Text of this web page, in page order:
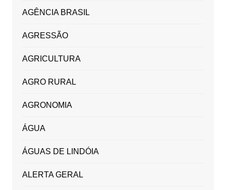
AGÊNCIA BRASIL
AGRESSÃO
AGRICULTURA
AGRO RURAL
AGRONOMIA
ÁGUA
ÁGUAS DE LINDÓIA
ALERTA GERAL